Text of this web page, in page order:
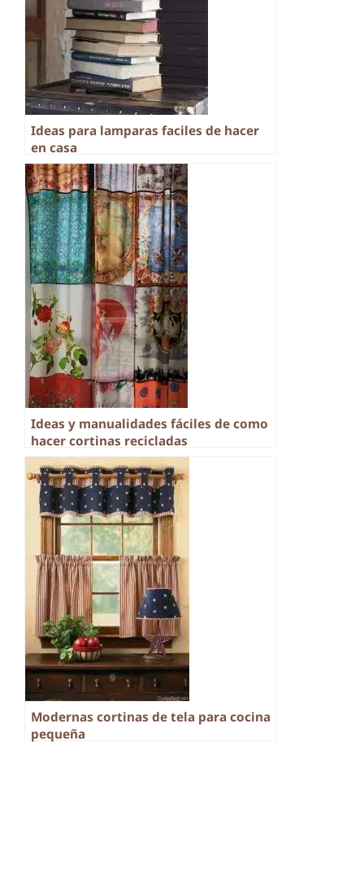
Ideas para lamparas faciles de hacer
en casa
Ideas y manualidades fáciles de como
hacer cortinas recicladas
Modernas cortinas de tela para cocina
pequeña